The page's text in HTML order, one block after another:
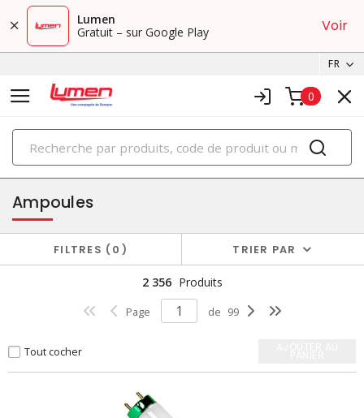
Lumen
Gratuit – sur Google Play
Voir
FR
0
PRODUITS
éclairage
Ampoules
FILTRES 0 TRIER PAR
2 356 Produits
Page de 99
Tout cocher